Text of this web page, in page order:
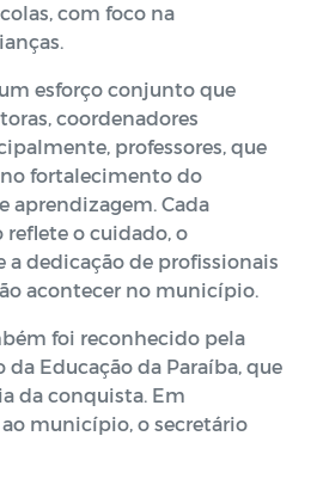
com foco na
esforço conjunto que
coordenadores
professores, que
fortalecimento do
aprendizagem. Cada
o cuidado, o
dedicação de profissionais
acontecer no município.
foi reconhecido pela
da Educação da Paraíba, que
da conquista. Em
município, o secretário